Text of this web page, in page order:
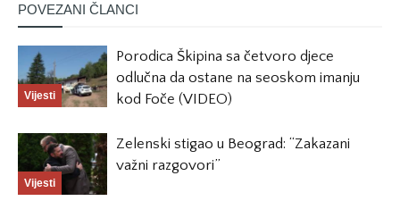
POVEZANI ČLANCI
Vijesti
Porodica Škipina sa četvoro djece
odlučna da ostane na seoskom imanju
kod Foče (VIDEO)
Vijesti
Zelenski stigao u Beograd: “Zakazani
važni razgovori”